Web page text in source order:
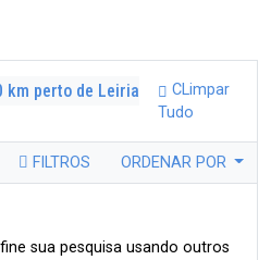
km perto de Leiria
CLimpar
Tudo
FILTROS ORDENAR POR
sua pesquisa usando outros